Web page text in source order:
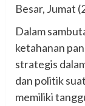
Besar, Jumat
Dalam
ketahanan
strategis
dan politik
memiliki